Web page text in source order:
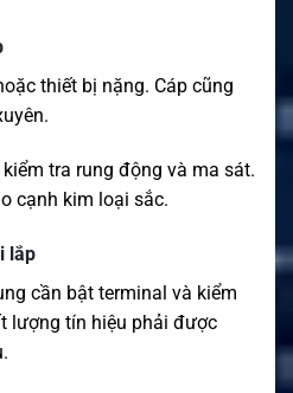
thiết bị nặng. Cáp cũng
tra rung động và ma sát.
cạnh kim loại sắc.
lắp
cần bật terminal và kiểm
lượng tín hiệu phải được